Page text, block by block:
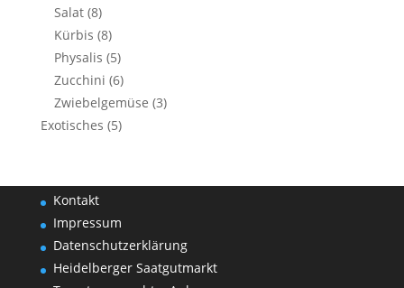
Salat (8)
Kürbis (8)
Physalis (5)
Zucchini (6)
Zwiebelgemüse (3)
Exotisches (5)
Kontakt
Impressum
Datenschutzerklärung
Heidelberger Saatgutmarkt